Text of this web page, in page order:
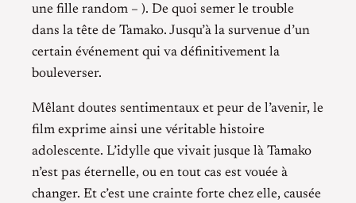
une fille random – ). De quoi semer le trouble
dans la tête de Tamako. Jusqu’à la survenue d’un
certain événement qui va définitivement la
bouleverser.
Mêlant doutes sentimentaux et peur de l’avenir, le
film exprime ainsi une véritable histoire
adolescente. L’idylle que vivait jusque là Tamako
n’est pas éternelle, ou en tout cas est vouée à
changer. Et c’est une crainte forte chez elle, causée